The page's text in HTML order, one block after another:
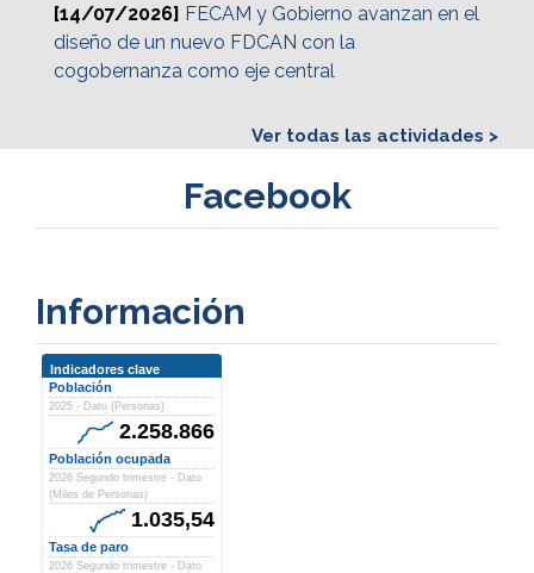
[14/07/2026] FECAM y Gobierno avanzan en el
diseño de un nuevo FDCAN con la
cogobernanza como eje central
Ver todas las actividades >
Facebook
Información
Indicadores clave
Población
2025 - Dato (Personas)
2.258.866
Población ocupada
2026 Segundo trimestre - Dato
(Miles de Personas)
1.035,54
Tasa de paro
2026 Segundo trimestre - Dato